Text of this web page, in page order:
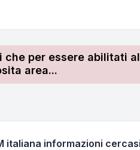
che per essere abilitati
area...
italiana informazioni cercasi